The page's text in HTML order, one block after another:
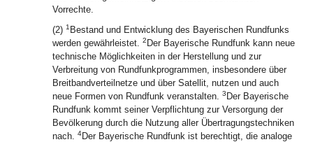
Vorrechte.
(2) 1 Bestand und Entwicklung des Bayerischen Rundfunks
werden gewährleistet. 2 Der Bayerische Rundfunk kann neue
technische Möglichkeiten in der Herstellung und zur
Verbreitung von Rundfunkprogrammen, insbesondere über
Breitbandverteilnetze und über Satellit, nutzen und auch
neue Formen von Rundfunk veranstalten. 3 Der Bayerische
Rundfunk kommt seiner Verpflichtung zur Versorgung der
Bevölkerung durch die Nutzung aller Übertragungstechniken
nach. 4Der Bayerische Rundfunk ist berechtigt, die analoge